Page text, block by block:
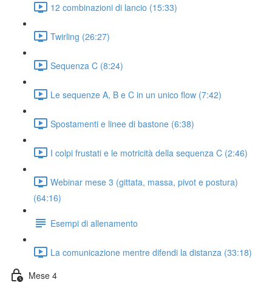
12 combinazioni di lancio (15:33)
Twirling (26:27)
Sequenza C (8:24)
Le sequenze A, B e C in un unico flow (7:42)
Spostamenti e linee di bastone (6:38)
I colpi frustati e le motricità della sequenza C (2:46)
Webinar mese 3 (gittata, massa, pivot e postura)
(64:16)
Esempi di allenamento
La comunicazione mentre difendi la distanza (33:18)
Mese 4